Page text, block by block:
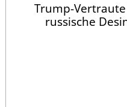
Trump-
russische